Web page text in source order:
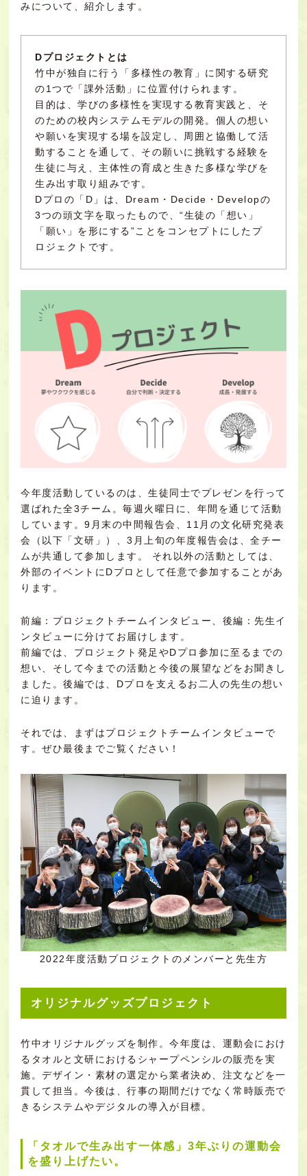
みについて、紹介します。
Dプロジェクトとは
竹中が独自に行う「多様性の教育」に関する研究
の1つで「課外活動」に位置付けられます。
目的は、学びの多様性を実現する教育実践と、そ
のための校内システムモデルの開発。個人の想い
や願いを実現する場を設定し、周囲と協働して活
動することを通して、その願いに挑戦する経験を
生徒に与え、主体性の育成と生きた多様な学びを
生み出す取り組みです。
Dプロの「D」は、Dream・Decide・Developの
3つの頭文字を取ったもので、“生徒の「想い」
「願い」を形にする”ことをコンセプトにしたプ
ロジェクトです。
今年度活動しているのは、生徒同士でプレゼンを行って
選ばれた全3チーム。毎週火曜日に、年間を通じて活動
しています。9月末の中間報告会、11月の文化研究発表
会（以下「文研」）、3月上旬の年度報告会は、全チー
ムが共通して参加します。 それ以外の活動としては、
外部のイベントにDプロとして任意で参加することがあ
ります。
前編：プロジェクトチームインタビュー、後編：先生イ
ンタビューに分けてお届けします。
前編では、プロジェクト発足やDプロ参加に至るまでの
想い、そして今までの活動と今後の展望などをお聞きし
ました。後編では、Dプロを支えるお二人の先生の想い
に迫ります。
それでは、まずはプロジェクトチームインタビューで
す。ぜひ最後までご覧ください！
2022年度活動プロジェクトのメンバーと先生方
オリジナルグッズプロジェクト
竹中オリジナルグッズを制作。今年度は、運動会におけ
るタオルと文研におけるシャープペンシルの販売を実
施。デザイン・素材の選定から業者決め、注文などを一
貫して担当。今後は、行事の期間だけでなく常時販売で
きるシステムやデジタルの導入が目標。
「タオルで生み出す一体感」3年ぶりの運動会
を盛り上げたい。